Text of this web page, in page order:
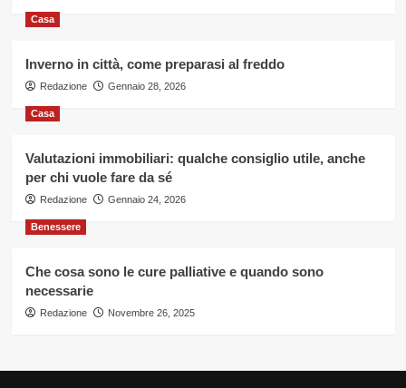
Casa
Inverno in città, come preparasi al freddo
Redazione Gennaio 28, 2026
Casa
Valutazioni immobiliari: qualche consiglio utile, anche
per chi vuole fare da sé
Redazione Gennaio 24, 2026
Benessere
Che cosa sono le cure palliative e quando sono
necessarie
Redazione Novembre 26, 2025